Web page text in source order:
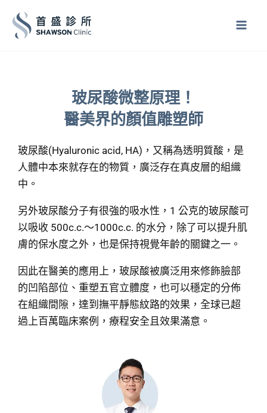
玻尿酸微整原理！
醫美界的顏值雕塑師
玻尿酸(Hyaluronic acid, HA)，又稱為透明質酸，是
人體中本來就存在的物質，廣泛存在真皮層的組織
中 。
另外玻尿酸分子有很強的吸水性，1 公克的玻尿酸可
以吸收 500c.c.～1000c.c. 的水分，除了可以提升肌
膚的保水度之外，也是保持視覺年齡的關鍵之一。
因此在醫美的應用上，玻尿酸被廣泛用來修飾臉部
的凹陷部位、重塑五官立體度，也可以穩定的分佈
在組織間隙，達到撫平靜態紋路的效果，全球已超
過上百萬臨床案例，療程安全且效果滿意。